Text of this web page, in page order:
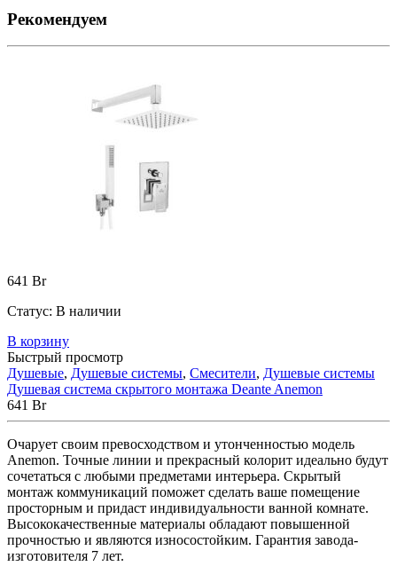
Рекомендуем
641 Br
Статус: В наличии
В корзину
Быстрый просмотр
Душевые, Душевые системы, Смесители, Душевые системы
Душевая система скрытого монтажа Deante Anemon
641 Br
Очарует своим превосходством и утонченностью модель
Anemon. Точные линии и прекрасный колорит идеально будут
сочетаться с любыми предметами интерьера. Скрытый
монтаж коммуникаций поможет сделать ваше помещение
просторным и придаст индивидуальности ванной комнате.
Высококачественные материалы обладают повышенной
прочностью и являются износостойким. Гарантия завода-
изготовителя 7 лет.